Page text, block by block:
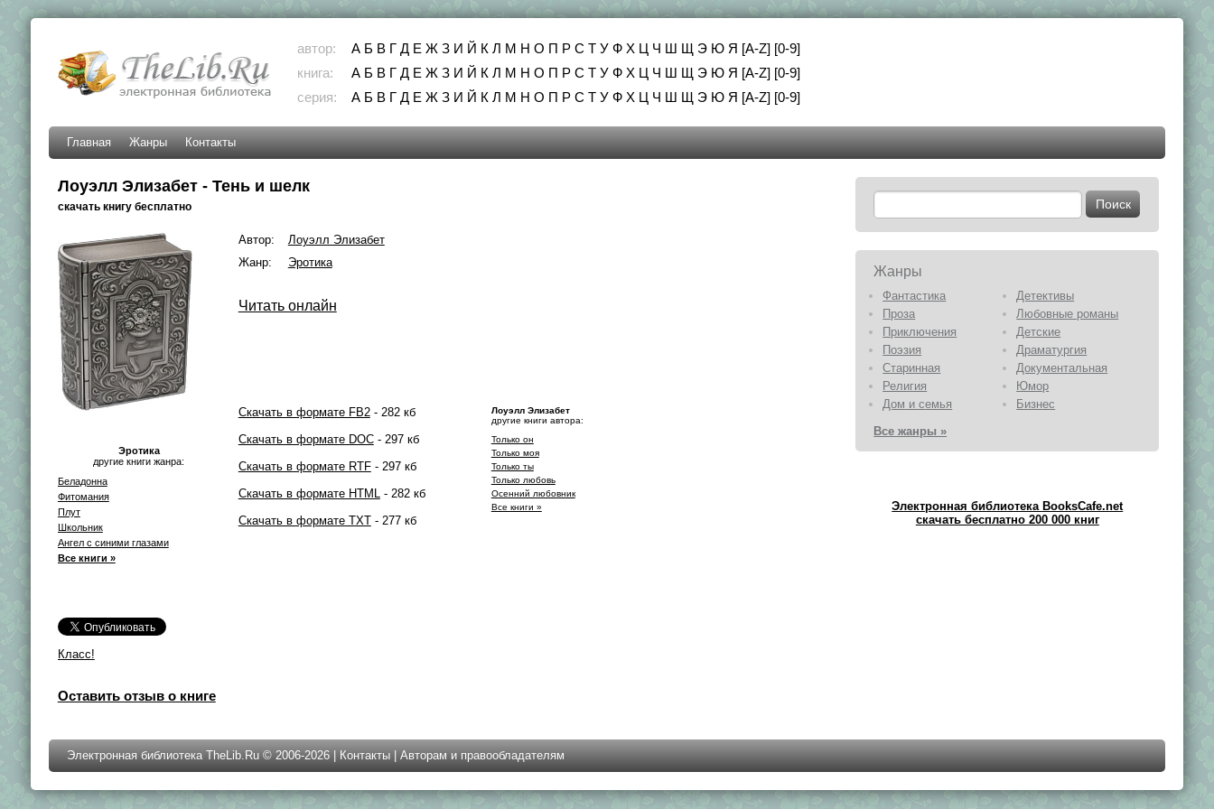
автор: А Б В Г Д Е Ж З И Й К Л М Н О П Р С Т У Ф Х Ц Ч Ш Щ Э Ю Я [A-Z] [0-9]
книга:
А Б В Г Д Е Ж З И Й К Л М Н О П Р С Т У Ф Х Ц Ч Ш Щ Э Ю Я [A-Z] [0-9]
серия:
А Б В Г Д Е Ж З И Й К Л М Н О П Р С Т У Ф Х Ц Ч Ш Щ Э Ю Я [A-Z] [0-9]
Главная Жанры Контакты
Лоуэлл Элизабет - Тень и шелк
скачать книгу бесплатно
Эротика
другие книги жанра:
Беладонна
Фитомания
Плут
Школьник
Ангел с синими глазами
Все книги »
Класс!
Автор:
Лоуэлл Элизабет
Жанр:
Эротика
Читать онлайн
Скачать в формате FB2- 282 кб
Скачать в формате DOC- 297 кб
Скачать в формате RTF- 297 кб
Скачать в формате HTML- 282 кб
Скачать в формате TXT- 277 кб
Лоуэлл Элизабет
другие книги автора:
Только он
Только моя
Только ты
Только любовь
Осенний любовник
Все книги »
Оставить отзыв о книге
Жанры
Фантастика
Детективы
Проза
Любовные романы
Приключения
Детские
Поэзия
Драматургия
Старинная
Документальная
Религия
Юмор
Дом и семья
Бизнес
Все жанры »
Электронная библиотека BooksCafe.net
скачать бесплатно 200 000 книг
Электронная библиотека TheLib.Ru © 2006-2026 | Контакты| Авторам и правообладателям